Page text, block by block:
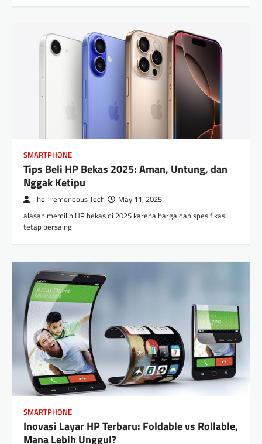
SMARTPHONE
Tips Beli HP Bekas 2025: Aman, Untung, dan
Nggak Ketipu
The Tremendous Tech May 11, 2025
alasan memilih HP bekas di 2025 karena harga dan spesifikasi
tetap bersaing
SMARTPHONE
Inovasi Layar HP Terbaru: Foldable vs Rollable,
Mana Lebih Unggul?